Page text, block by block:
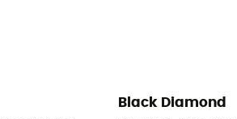
Black Diamond